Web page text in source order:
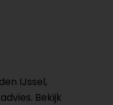
IJssel,
Bekijk